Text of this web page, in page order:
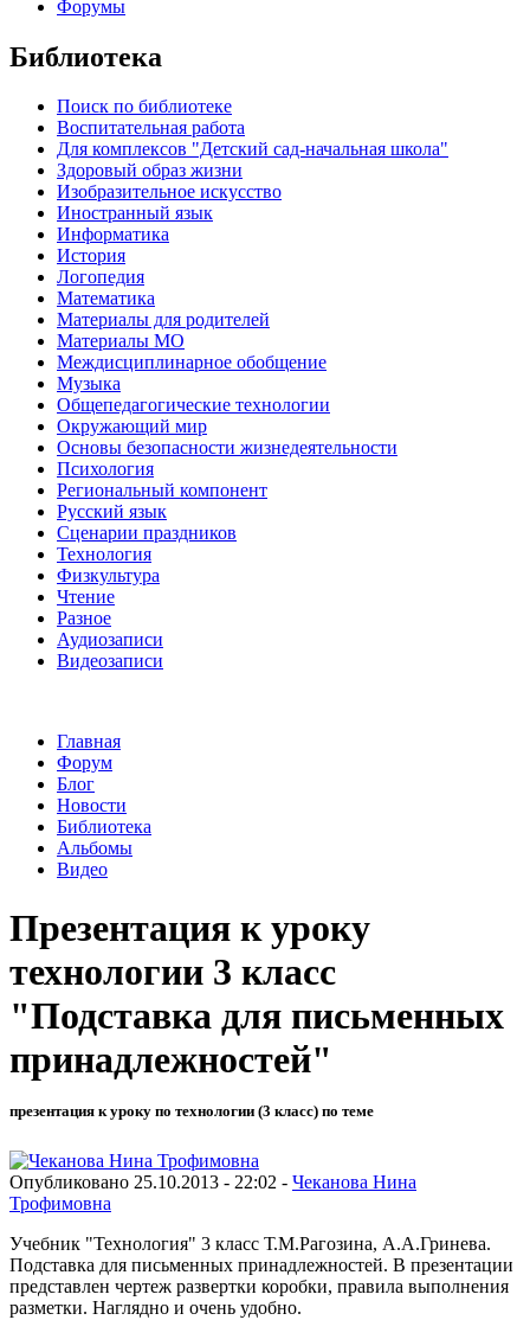
Форумы
Библиотека
Поиск по библиотеке
Воспитательная работа
Для комплексов "Детский сад-начальная школа"
Здоровый образ жизни
Изобразительное искусство
Иностранный язык
Информатика
История
Логопедия
Математика
Материалы для родителей
Материалы МО
Междисциплинарное обобщение
Музыка
Общепедагогические технологии
Окружающий мир
Основы безопасности жизнедеятельности
Психология
Региональный компонент
Русский язык
Сценарии праздников
Технология
Физкультура
Чтение
Разное
Аудиозаписи
Видеозаписи
Главная
Форум
Блог
Новости
Библиотека
Альбомы
Видео
Презентация к уроку
технологии 3 класс
"Подставка для письменных
принадлежностей"
презентация к уроку по технологии (3 класс) по теме
Опубликовано 25.10.2013 - 22:02 - Чеканова Нина
Трофимовна
Учебник "Технология" 3 класс Т.М.Рагозина, А.А.Гринева.
Подставка для письменных принадлежностей. В презентации
представлен чертеж развертки коробки, правила выполнения
разметки. Наглядно и очень удобно.